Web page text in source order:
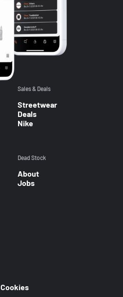
Sales & Deals
Streetwear
Deals
Nike
Dead Stock
About
Jobs
Cookies